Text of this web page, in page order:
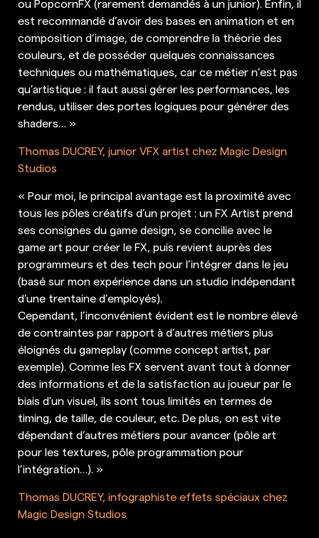
est recommandé d’avoir des bases en animation et en
composition d’image, de comprendre la théorie des
couleurs, et de posséder quelques connaissances
techniques ou mathématiques, car ce métier n’est pas
qu’artistique : il faut aussi gérer les performances, les
rendus, utiliser des portes logiques pour générer des
shaders… »
Thomas DUCREY, junior VFX artist chez Magic Design
Studios
« Pour moi, le principal avantage est la proximité avec
tous les pôles créatifs d’un projet : un FX Artist prend
ses consignes du game design, se concilie avec le
game art pour créer le FX, puis revient auprès des
programmeurs et des tech pour l’intégrer dans le jeu
(basé sur mon expérience dans un studio indépendant
d’une trentaine d’employés).
Cependant, l’inconvénient évident est le nombre élevé
de contraintes par rapport à d’autres métiers plus
éloignés du gameplay (comme concept artist, par
exemple). Comme les FX servent avant tout à donner
des informations et de la satisfaction au joueur par le
biais d’un visuel, ils sont tous limités en termes de
timing, de taille, de couleur, etc. De plus, on est vite
dépendant d’autres métiers pour avancer (pôle art
pour les textures, pôle programmation pour
l’intégration…). »
Thomas DUCREY, infographiste effets spéciaux chez
Magic Design Studios